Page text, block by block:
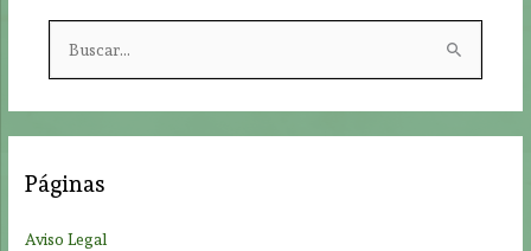
r
Páginas
Aviso Legal